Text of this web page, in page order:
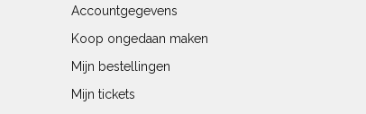
Accountgegevens
Koop ongedaan maken
Mijn bestellingen
Mijn tickets